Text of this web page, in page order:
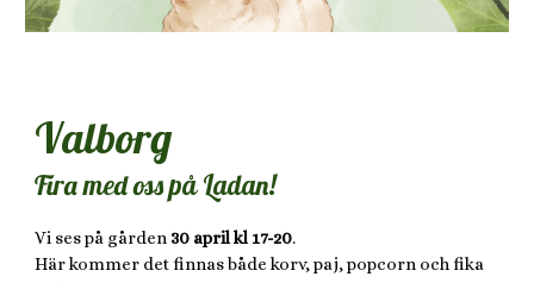
Valborg
Fira med oss på Ladan!
Vi ses på gården 30 april kl 17-20.
Här kommer det finnas både korv, paj, popcorn och fika